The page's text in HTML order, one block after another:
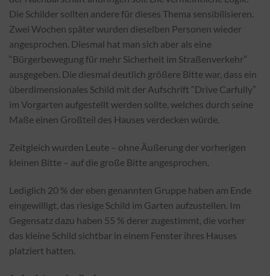
Die Schilder sollten andere für dieses Thema sensibilisieren.
Zwei Wochen später wurden dieselben Personen wieder
angesprochen. Diesmal hat man sich aber als eine
“Bürgerbewegung für mehr Sicherheit im Straßenverkehr”
ausgegeben. Die diesmal deutlich größere Bitte war, dass ein
überdimensionales Schild mit der Aufschrift “Drive Carfully”
im Vorgarten aufgestellt werden sollte, welches durch seine
Maße einen Großteil des Hauses verdecken würde.
Zeitgleich wurden Leute – ohne Äußerung der vorherigen
kleinen Bitte – auf die große Bitte angesprochen.
Lediglich 20 % der eben genannten Gruppe haben am Ende
eingewilligt, das riesige Schild im Garten aufzustellen. Im
Gegensatz dazu haben 55 % derer zugestimmt, die vorher
das kleine Schild sichtbar in einem Fenster ihres Hauses
platziert hatten.